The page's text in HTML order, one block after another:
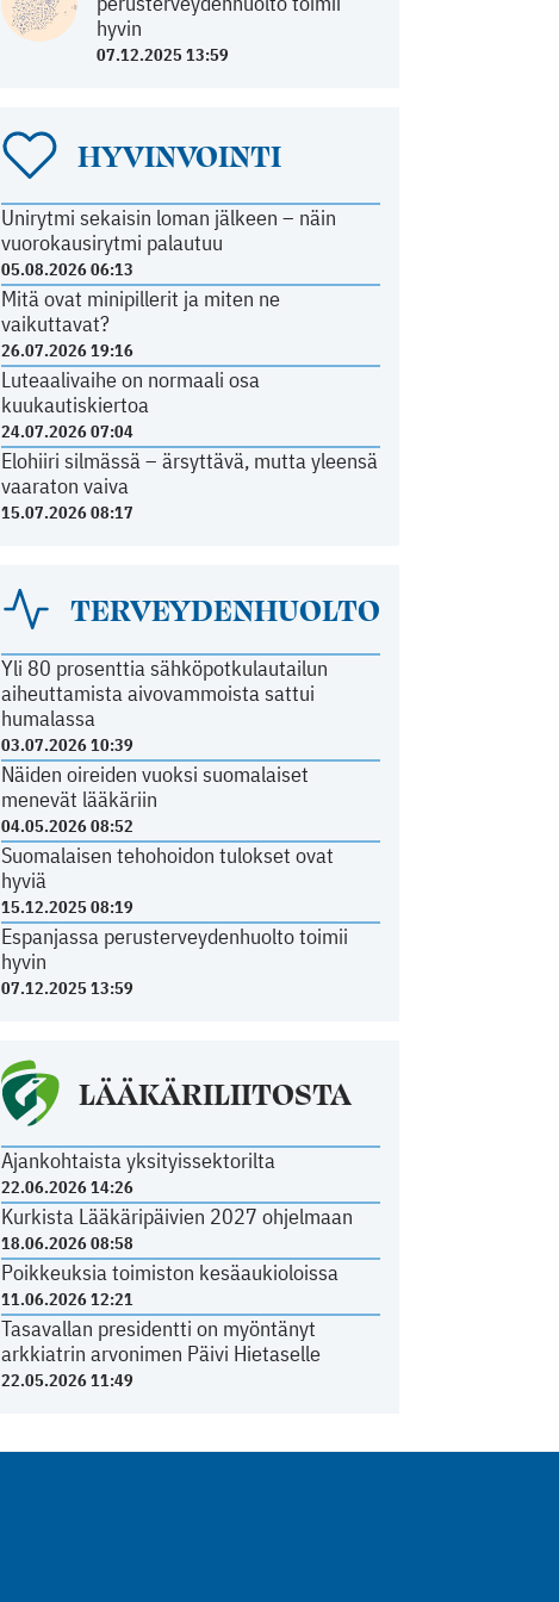
hyvin
07.12.2025 13:59
HYVINVOINTI
Unirytmi sekaisin loman jälkeen – näin
vuorokausirytmi palautuu
05.08.2026 06:13
Mitä ovat minipillerit ja miten ne
vaikuttavat?
26.07.2026 19:16
Luteaalivaihe on normaali osa
kuukautiskiertoa
24.07.2026 07:04
Elohiiri silmässä – ärsyttävä, mutta yleensä
vaaraton vaiva
15.07.2026 08:17
TERVEYDENHUOLTO
Yli 80 prosenttia sähköpotkulautailun
aiheuttamista aivovammoista sattui
humalassa
03.07.2026 10:39
Näiden oireiden vuoksi suomalaiset
menevät lääkäriin
04.05.2026 08:52
Suomalaisen tehohoidon tulokset ovat
hyviä
15.12.2025 08:19
Espanjassa perusterveydenhuolto toimii
hyvin
07.12.2025 13:59
LÄÄKÄRILIITOSTA
Ajankohtaista yksityissektorilta
22.06.2026 14:26
Kurkista Lääkäripäivien 2027 ohjelmaan
18.06.2026 08:58
Poikkeuksia toimiston kesäaukioloissa
11.06.2026 12:21
Tasavallan presidentti on myöntänyt
arkkiatrin arvonimen Päivi Hietaselle
22.05.2026 11:49